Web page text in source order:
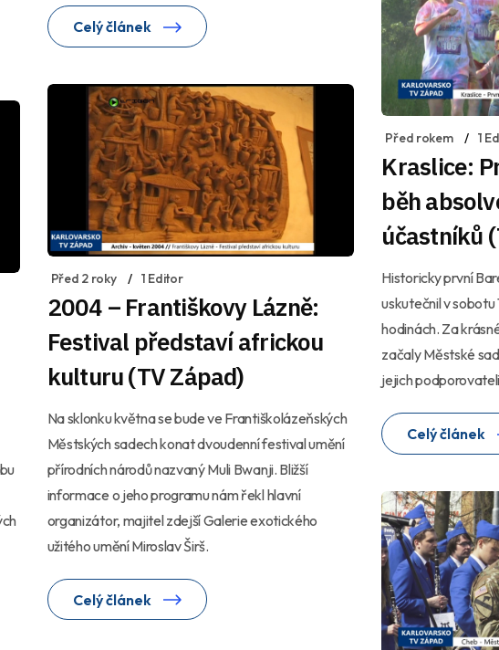
Celý článek
Před rokem 1
Kraslice:
běh
účastníků
Historicky první
uskutečnil v sobotu
hodinách. Za
začaly Městské
jejich
Celý článek
Před 2 roky 1 Editor
2004 – Františkovy Lázně:
Festival představí africkou
kulturu (TV Západ)
Na sklonku května se bude ve Františkolázeňských
Městských sadech konat dvoudenní festival umění
přírodních národů nazvaný Muli Bwanji. Bližší
informace o jeho programu nám řekl hlavní
organizátor, majitel zdejší Galerie exotického
užitého umění Miroslav Širš.
Celý článek